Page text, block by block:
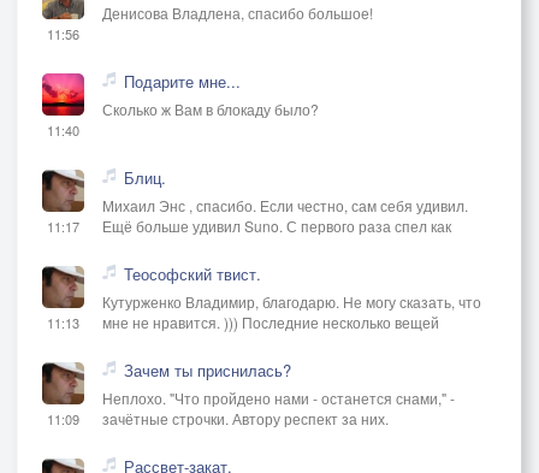
11:56
Денисова Владлена, спасибо большое!
11:40
Подарите мне...
Сколько ж Вам в блокаду было?
11:17
Блиц.
Михаил Энс , спасибо. Если честно, сам себя удивил.
Ещё больше удивил Suno. С первого раза спел как
11:13
Теософский твист.
Кутурженко Владимир, благодарю. Не могу сказать, что
мне не нравится. ))) Последние несколько вещей
11:09
Зачем ты приснилась?
Неплохо. "Что пройдено нами - останется снами," -
зачётные строчки. Автору респект за них.
Рассвет-закат.